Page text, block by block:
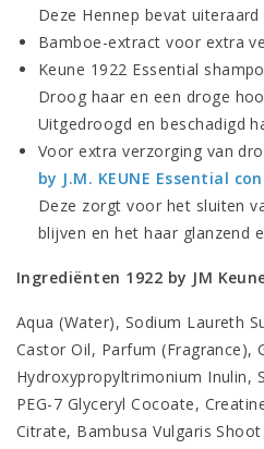
Deze Hennep bevat
Bamboe-extract voor extra
Keune 1922 Essential
Droog haar en een droge
Uitgedroogd en beschadigd
Voor extra verzorging van
by J.M. KEUNE Essential
Deze zorgt voor het sluiten
blijven en het haar glanzend
Ingrediënten 1922 by JM
Aqua (Water), Sodium Laureth
Castor Oil, Parfum (Fragrance),
Hydroxypropyltrimonium Inulin,
PEG-7 Glyceryl Cocoate,
Citrate, Bambusa Vulgaris